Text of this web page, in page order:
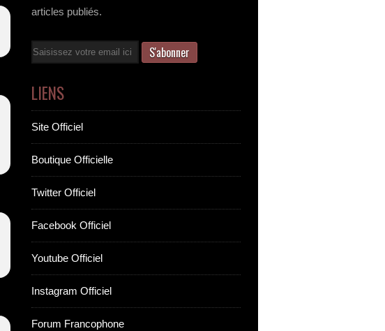
articles publiés.
Email
LIENS
Site Officiel
Boutique Officielle
Twitter Officiel
Facebook Officiel
Youtube Officiel
Instagram Officiel
Forum Francophone